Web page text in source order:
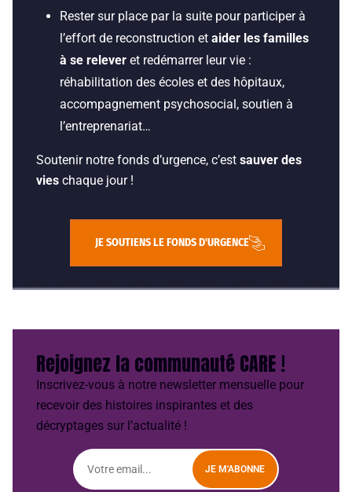
Rester sur place par la suite pour participer à
l’effort de reconstruction et aider les familles
à se relever et redémarrer leur vie :
réhabilitation des écoles et des hôpitaux,
accompagnement psychosocial, soutien à
l’entreprenariat…
Soutenir notre fonds d’urgence, c’est sauver des
vies chaque jour !
JE SOUTIENS LE FONDS D'URGENCE
Rejoignez la communauté CARE !
Inscrivez-vous à notre newsletter mensuelle pour
recevoir des histoires inspirantes et des
décryptages sur l’actualité !
JE M'ABONNE